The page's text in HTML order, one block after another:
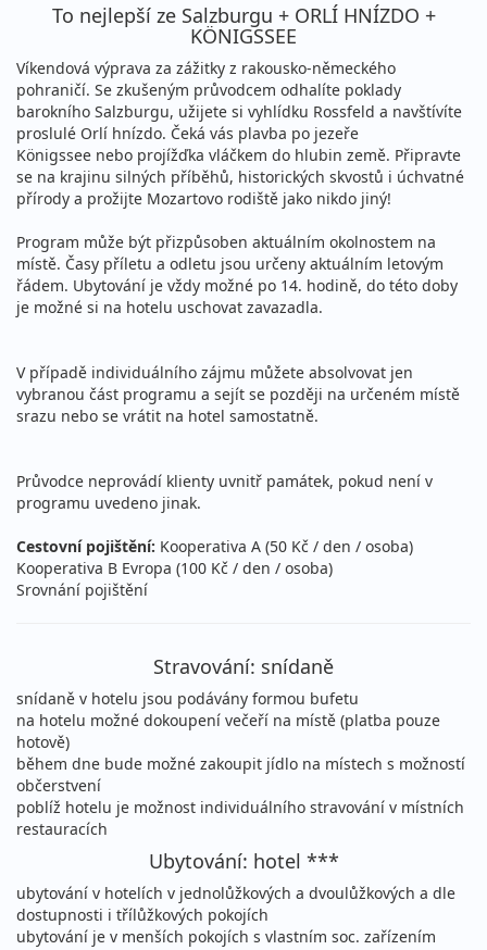
To nejlepší ze Salzburgu + ORLÍ HNÍZDO +
KÖNIGSSEE
Víkendová výprava za zážitky z rakousko-německého
pohraničí. Se zkušeným průvodcem odhalíte poklady
barokního Salzburgu, užijete si vyhlídku Rossfeld a navštívíte
proslulé Orlí hnízdo. Čeká vás plavba po jezeře
Königssee nebo projížďka vláčkem do hlubin země. Připravte
se na krajinu silných příběhů, historických skvostů i úchvatné
přírody a prožijte Mozartovo rodiště jako nikdo jiný!
Program může být přizpůsoben aktuálním okolnostem na
místě. Časy příletu a odletu jsou určeny aktuálním letovým
řádem. Ubytování je vždy možné po 14. hodině, do této doby
je možné si na hotelu uschovat zavazadla.
V případě individuálního zájmu můžete absolvovat jen
vybranou část programu a sejít se později na určeném místě
srazu nebo se vrátit na hotel samostatně.
Průvodce neprovádí klienty uvnitř památek, pokud není v
programu uvedeno jinak.
Cestovní pojištění: Kooperativa A (50 Kč / den / osoba)
Kooperativa B Evropa (100 Kč / den / osoba)
Srovnání pojištění
Stravování: snídaně
snídaně v hotelu jsou podávány formou bufetu
na hotelu možné dokoupení večeří na místě (platba pouze
hotově)
během dne bude možné zakoupit jídlo na místech s možností
občerstvení
poblíž hotelu je možnost individuálního stravování v místních
restauracích
Ubytování: hotel ***
ubytování v hotelích v jednolůžkových a dvoulůžkových a dle
dostupnosti i třílůžkových pokojích
ubytování je v menších pokojích s vlastním soc. zařízením